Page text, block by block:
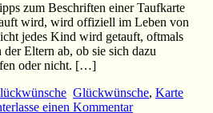
zum Beschriften einer Taufkarte
wird, wird offiziell im Leben von
jedes Kind wird getauft, oftmals
Eltern ab, ob sie sich dazu
oder nicht. […]
Glückwünsche, Karte
einen Kommentar